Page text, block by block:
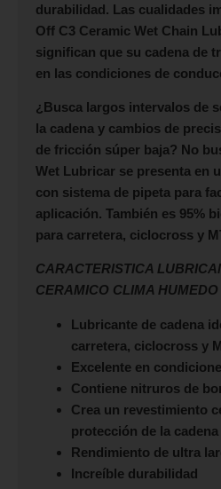
durabilidad. Las cualidades
Off C3 Ceramic Wet Chain
significan que su cadena de
en las condiciones de
¿Busca largos intervalos de
la cadena y cambios de
de fricción súper baja? No
Wet Lubricar se presenta en
con sistema de pipeta para
aplicación. También es 95%
para carretera, ciclocross y
CARACTERISTICA
CERAMICO CLIMA HUMEDO
Lubricante de cadena
carretera, ciclocross y
Excelente en
Contiene nitruros de
Crea un revestimiento
protección de la cadena
Rendimiento de ultra
Increíble durabilidad